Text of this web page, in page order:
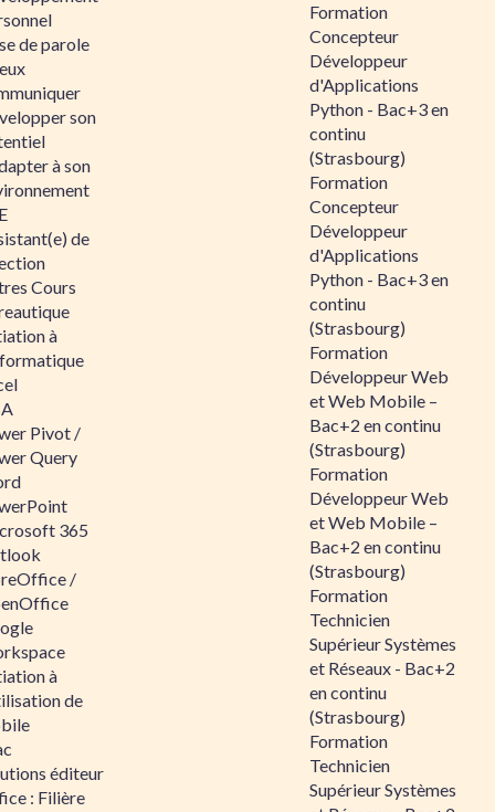
de parole
son
à son
de
Cours
à
Pivot /
Query
365
/
à
de
éditeur
: Filière
Formation
Concepteur
Développeur
d'Applications
Python - Bac+3 en
continu
(Strasbourg)
Formation
Concepteur
Développeur
d'Applications
Python - Bac+3 en
continu
(Strasbourg)
Formation
Développeur Web
et Web Mobile –
Bac+2 en continu
(Strasbourg)
Formation
Développeur Web
et Web Mobile –
Bac+2 en continu
(Strasbourg)
Formation
Technicien
Supérieur Systèmes
et Réseaux - Bac+2
en continu
(Strasbourg)
Formation
Technicien
Supérieur Systèmes